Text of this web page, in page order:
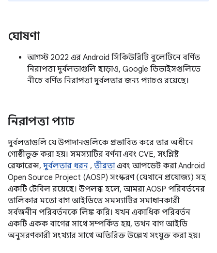
ঘোষণা
আগস্ট 2022 এর Android সিকিউরিটি বুলেটিনে বর্ণিত
নিরাপত্তা দুর্বলতাগুলি ছাড়াও, Google ডিভাইসগুলিতে
নীচে বর্ণিত নিরাপত্তা দুর্বলতার জন্য প্যাচও রয়েছে।
নিরাপত্তা প্যাচ
দুর্বলতাগুলি যে উপাদানগুলিকে প্রভাবিত করে তার অধীনে
গোষ্ঠীভুক্ত করা হয়। সমস্যাটির বর্ণনা এবং CVE, সংশ্লিষ্ট
রেফারেন্স, দুর্বলতার ধরন , তীব্রতাএবং আপডেট করা Android
Open Source Project (AOSP) সংস্করণ (যেখানে প্রযোজ্য) সহ
একটি টেবিল রয়েছে। উপলব্ধ হলে, আমরা AOSP পরিবর্তনের
তালিকার মতো বাগ আইডিতে সমস্যাটির সমাধানকারী
সর্বজনীন পরিবর্তনকে লিঙ্ক করি। যখন একাধিক পরিবর্তন
একটি একক বাগের সাথে সম্পর্কিত হয়, তখন বাগ আইডি
অনুসরণকারী সংখ্যার সাথে অতিরিক্ত উল্লেখ সংযুক্ত করা হয়।